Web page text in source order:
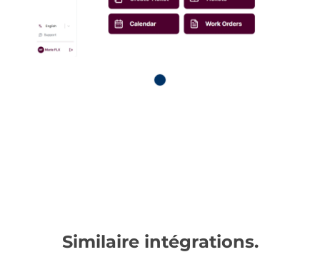
Similaire intégrations.